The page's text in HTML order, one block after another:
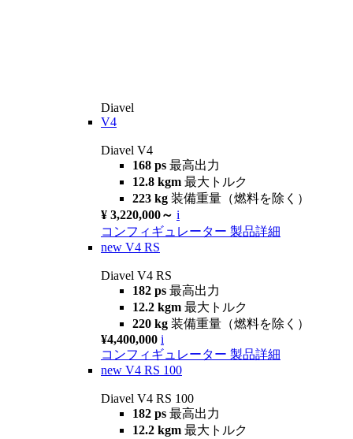
Diavel
V4
Diavel V4
168 ps 最高出力
12.8 kgm 最大トルク
223 kg 装備重量（燃料を除く）
¥ 3,220,000～ i
コンフィギュレーター 製品詳細
new V4 RS
Diavel V4 RS
182 ps 最高出力
12.2 kgm 最大トルク
220 kg 装備重量（燃料を除く）
¥4,400,000 i
コンフィギュレーター 製品詳細
new V4 RS 100
Diavel V4 RS 100
182 ps 最高出力
12.2 kgm 最大トルク